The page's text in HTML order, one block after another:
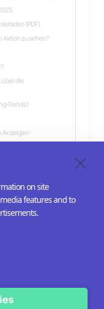
(PDF)
Aktion zu sehen?
über die
Trends?
Anzeigen-
on site
features and to